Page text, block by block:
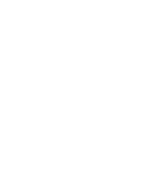
て圧力を加える事で、金属内